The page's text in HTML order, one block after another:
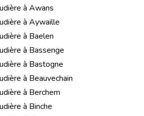
à Awans
à Aywaille
à Baelen
à Bassenge
à Bastogne
à Beauvechain
à Berchem
à Binche